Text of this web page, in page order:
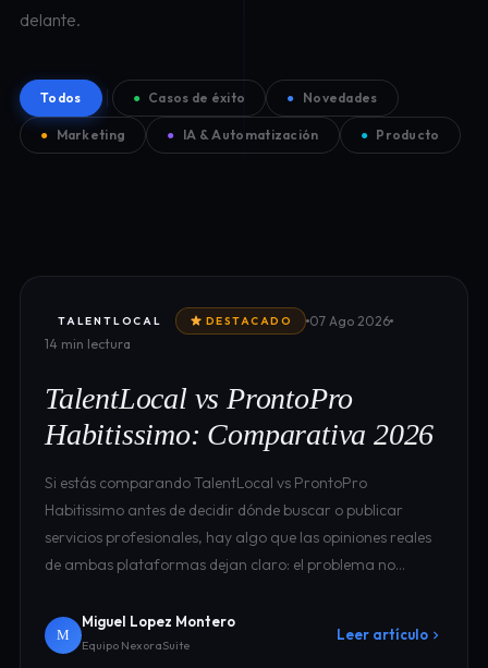
delante.
Todos ● Casos de éxito ● Novedades
● Marketing ● IA & Automatización ● Producto
TALENTLOCAL DESTACADO
07 Ago 2026
14 min lectura
TalentLocal vs ProntoPro
Habitissimo: Comparativa 2026
Si estás comparando TalentLocal vs ProntoPro
Habitissimo antes de decidir dónde buscar o publicar
servicios profesionales, hay algo que las opiniones reales
de ambas plataformas dejan claro: el problema no…
M
Miguel Lopez Montero
Equipo NexoraSuite
Leer artículo